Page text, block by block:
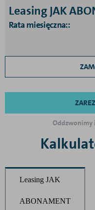
Leasing JAK
Rata miesięczna::
Oddzwonimy
Leasing JAK
ABONAMENT